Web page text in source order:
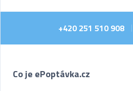
+420 251 510 908
Co je ePoptávka.cz